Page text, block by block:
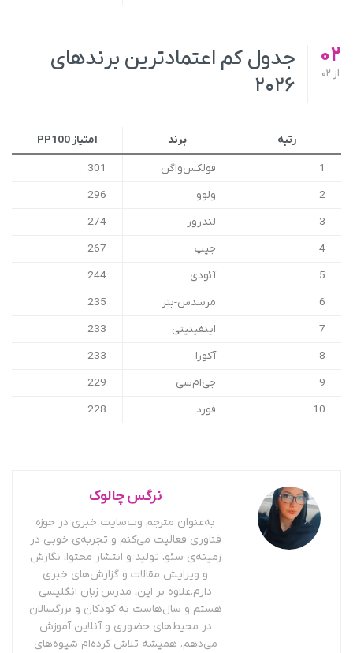
02
از
جدول کم اعتمادترین برندهای
۲۰۲۶
رتبه برند امتیاز PP100
1 فولکس‌واگن
301
2
ولوو
296
3
لندرور
274
4
جیپ
267
5
آئودی
244
6
مرسدس-بنز
235
7
اینفینیتی
233
8
آکورا
233
9
جی‌ام‌سی
229
10
فورد 228
نرگس چالوک
به‌عنوان مترجم وب‌سایت خبری در حوزه
فناوری فعالیت می‌کنم و تجربه‌ی خوبی در
زمینه‌ی سئو، تولید و انتشار محتوا، نگارش
و ویرایش مقالات و گزارش‌های خبری
دارم.علاوه بر این، مدرس زبان انگلیسی
هستم و سال‌هاست به کودکان و بزرگسالان
در محیط‌های حضوری و آنلاین آموزش
می‌دهم. همیشه تلاش کرده‌ام شیوه‌های